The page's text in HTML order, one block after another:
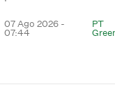
07 Ago 2026 -
07:44
PT